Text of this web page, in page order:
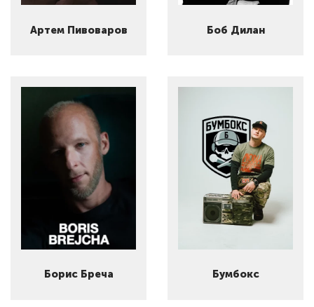
Артем Пивоваров Боб Дилан
Борис Бреча Бумбокс